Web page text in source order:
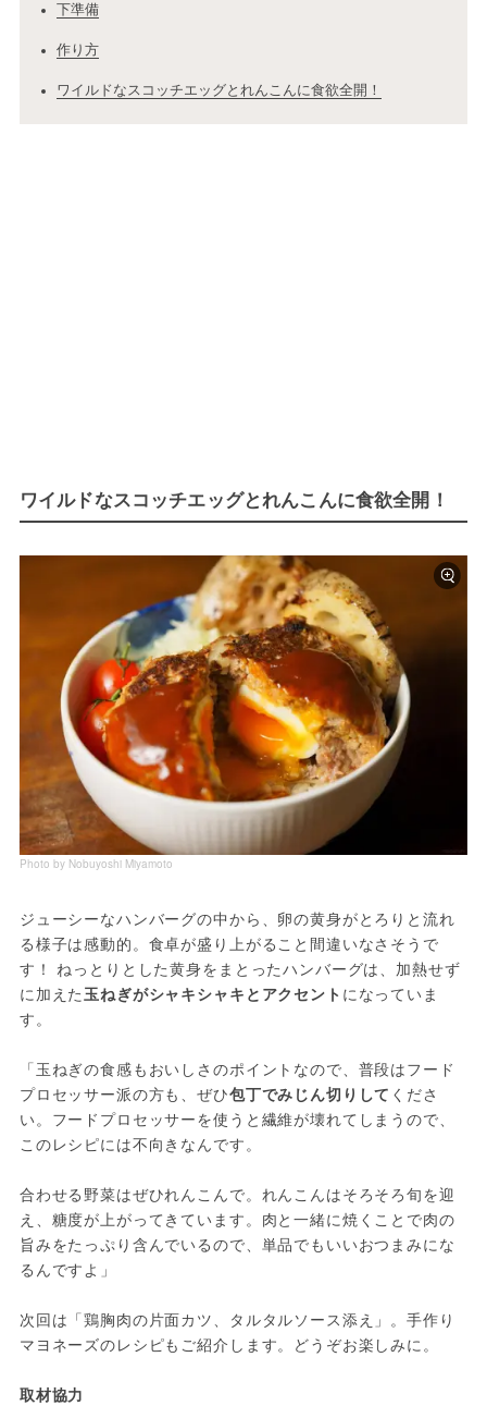
下準備
作り方
ワイルドなスコッチエッグとれんこんに食欲全開！
ワイルドなスコッチエッグとれんこんに食欲全開！
Photo by Nobuyoshi Miyamoto
ジューシーなハンバーグの中から、卵の黄身がとろりと流れ
る様子は感動的。食卓が盛り上がること間違いなさそうで
す！ ねっとりとした黄身をまとったハンバーグは、加熱せず
に加えた玉ねぎがシャキシャキとアクセント になっていま
す。
「玉ねぎの食感もおいしさのポイントなので、普段はフード
プロセッサー派の方も、ぜひ包丁でみじん切りして くださ
い。フードプロセッサーを使うと繊維が壊れてしまうので、
このレシピには不向きなんです。
合わせる野菜はぜひれんこんで。れんこんはそろそろ旬を迎
え、糖度が上がってきています。肉と一緒に焼くことで肉の
旨みをたっぷり含んでいるので、単品でもいいおつまみにな
るんですよ」
次回は「鶏胸肉の片面カツ、タルタルソース添え」。手作り
マヨネーズのレシピもご紹介します。どうぞお楽しみに。
取材協力